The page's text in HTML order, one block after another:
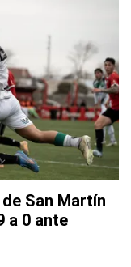
San Martín
a 0 ante